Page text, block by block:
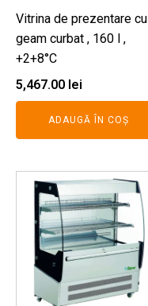
Vitrina de prezentare cu
geam curbat , 160 l ,
+2+8°C
5,467.00 lei
ADAUGĂ ÎN COȘ